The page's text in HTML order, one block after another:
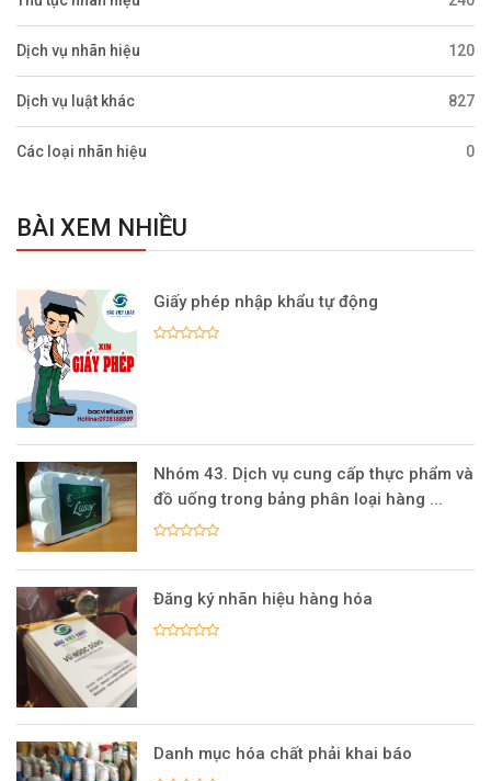
Dịch vụ nhãn hiệu 120
Dịch vụ luật khác 827
Các loại nhãn hiệu 0
BÀI XEM NHIỀU
Giấy phép nhập khẩu tự động
Nhóm 43. Dịch vụ cung cấp thực phẩm và
đồ uống trong bảng phân loại hàng ...
Đăng ký nhãn hiệu hàng hóa
Danh mục hóa chất phải khai báo